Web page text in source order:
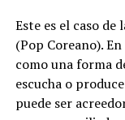
Este es el caso
(Pop Coreano).
como una forma
escucha o
puede ser